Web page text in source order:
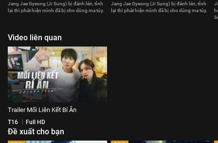
Jang Jae Gyeong (Ji Sung) bị đánh lén, tỉnh
lại thì phát hiện mình đã bị cho dùng ma túy.
Jang Jae Gyeong (Ji Sung) bị đánh lén, tỉnh
lại thì phát hiện mình đã bị cho dùng ma túy.
Video liên quan
Trailer Mối Liên Kết Bí Ẩn
T16 Full HD
Đề xuất cho bạn